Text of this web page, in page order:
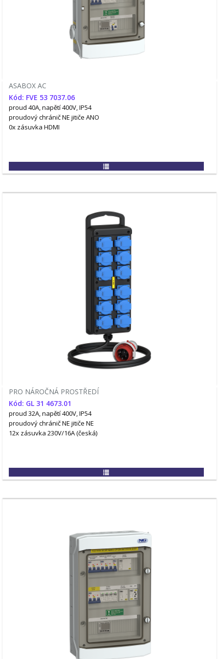
ASABOX AC
Kód: FVE 53 7037.06
proud 40A, napětí 400V, IP54
proudový chránič NE jitiče ANO
0x zásuvka HDMI
PRO NÁROČNÁ PROSTŘEDÍ
Kód: GL 31 4673.01
proud 32A, napětí 400V, IP54
proudový chránič NE jitiče NE
12x zásuvka 230V/16A (česká)